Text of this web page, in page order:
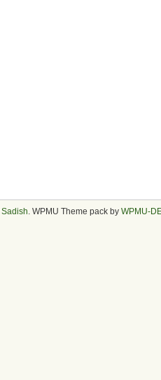
Sadish . WPMU Theme pack by WPMU-